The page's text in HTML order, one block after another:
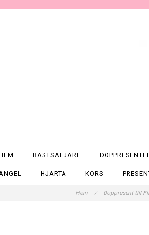
BÄSTSÄLJARE
HJÄRTA KORS
Hem / Doppresent till